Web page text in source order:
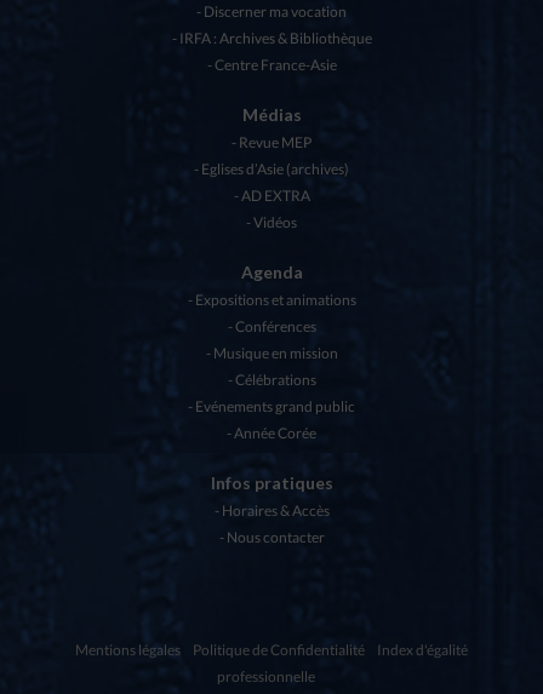
Discerner ma vocation
IRFA : Archives & Bibliothèque
Centre France-Asie
Médias
Revue MEP
Eglises d’Asie (archives)
AD EXTRA
Vidéos
Agenda
Expositions et animations
Conférences
Musique en mission
Célébrations
Evénements grand public
Année Corée
Infos pratiques
Horaires & Accès
Nous contacter
Mentions légales Politique de Confidentialité
Index d'égalité
professionnelle